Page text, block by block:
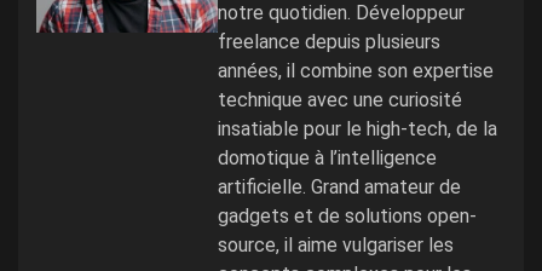
notre quotidien. Développeur
freelance depuis plusieurs
années, il combine son expertise
technique avec une curiosité
insatiable pour le high-tech, de la
domotique à l’intelligence
artificielle. Grand amateur de
gadgets et de solutions open-
source, il aime vulgariser les